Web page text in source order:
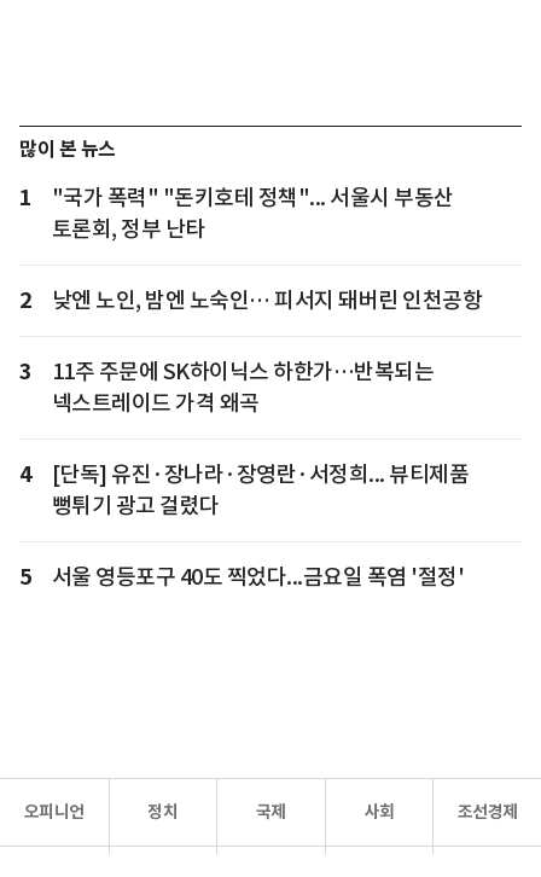
많이 본 뉴스
1
"국가 폭력" "돈키호테 정책"... 서울시 부동산
토론회, 정부 난타
2 낮엔 노인, 밤엔 노숙인… 피서지 돼버린 인천공항
3
11주 주문에 SK하이닉스 하한가…반복되는
넥스트레이드 가격 왜곡
4
[단독] 유진·장나라·장영란·서정희... 뷰티제품
뻥튀기 광고 걸렸다
5 서울 영등포구 40도 찍었다...금요일 폭염 '절정'
오피니언 정치 국제 사회 조선경제